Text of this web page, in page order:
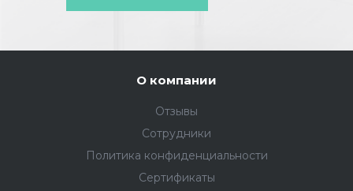
О компании
Отзывы
Сотрудники
Политика конфиденциальности
Сертификаты